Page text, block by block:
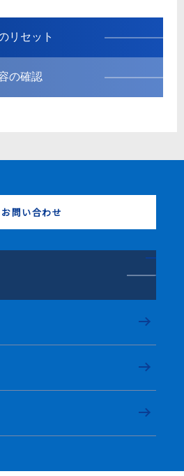
の確認
お問い合わせ